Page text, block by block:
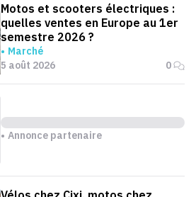
Motos et scooters électriques :
quelles ventes en Europe au 1er
semestre 2026 ?
Marché
5 août 2026
0
Annonce partenaire